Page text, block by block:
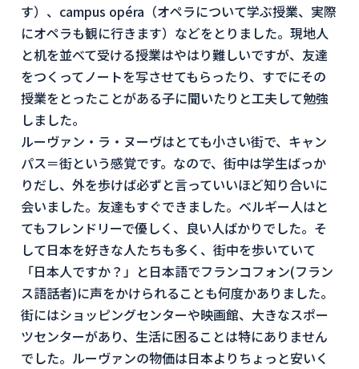
す）、campus opéra（オペラについて学ぶ授業、実際
にオペラも観に行きます）などをとりました。現地人
と机を並べて受ける授業はやはり難しいですが、友達
をつくってノートを写させてもらったり、すでにその
授業をとったことがある子に聞いたりと工夫して勉強
しました。
ルーヴァン・ラ・ヌーヴはとても小さい街で、キャン
パス＝街という感覚です。なので、街中は学生ばっか
りだし、外を歩けば必ずと言っていいほど知り合いに
会いました。友達もすぐできました。ベルギー人はと
てもフレンドリーで優しく、良い人ばかりでした。そ
して日本を好きな人たちも多く、街中を歩いていて
「日本人ですか？」と日本語でフランコフォン(フラン
ス語話者)に声をかけられることも何度かありました。
街にはショッピングセンターや映画館、大きなスポー
ツセンターがあり、生活に困ることは特にありません
でした。ルーヴァンの物価は日本よりちょっと安いく